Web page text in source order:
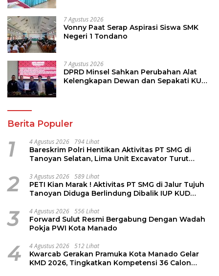
7 Agustus 2026
Vonny Paat Serap Aspirasi Siswa SMK
Negeri 1 Tondano
7 Agustus 2026
DPRD Minsel Sahkan Perubahan Alat
Kelengkapan Dewan dan Sepakati KUA-
Berita Populer
1 4 Agustus 2026 794 Lihat
Bareskrim Polri Hentikan Aktivitas PT SMG di
Tanoyan Selatan, Lima Unit Excavator Turut
2 3 Agustus 2026 589 Lihat
PETI Kian Marak ! Aktivitas PT SMG di Jalur Tujuh
Tanoyan Diduga Berlindung Dibalik IUP KUD
3 4 Agustus 2026 556 Lihat
Forward Sulut Resmi Bergabung Dengan Wadah
Pokja PWI Kota Manado
4 4 Agustus 2026 512 Lihat
Kwarcab Gerakan Pramuka Kota Manado Gelar
KMD 2026, Tingkatkan Kompetensi 36 Calon